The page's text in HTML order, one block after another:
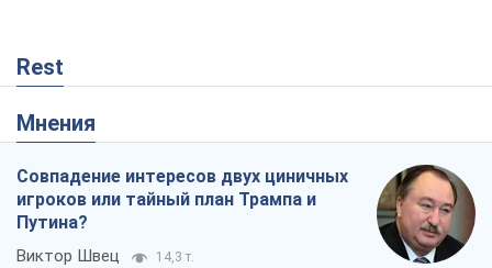
Rest
Мнения
Совпадение интересов двух циничных
игроков или тайный план Трампа и
Путина?
Виктор Швец 14,3 т.